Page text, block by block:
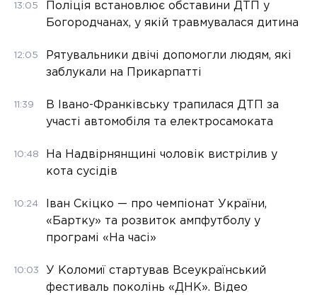
13:05
Поліція встановлює обставини ДТП у
Богородчанах, у якій травмувалася дитина
12:05
Рятувальники двічі допомогли людям, які
заблукали на Прикарпатті
11:39
В Івано-Франківську трапилася ДТП за
участі автомобіля та електросамоката
10:48
На Надвірнянщині чоловік вистрілив у
кота сусідів
10:24
Іван Скіцко — про чемпіонат України,
«Бартку» та розвиток ампфутболу у
програмі «На часі»
10:03
У Коломиї стартував Всеукраїнський
фестиваль поколінь «ДНК». Відео